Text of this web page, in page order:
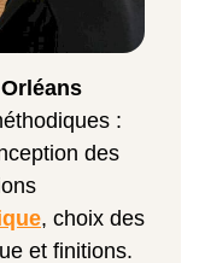
:
des
, choix des
et finitions.